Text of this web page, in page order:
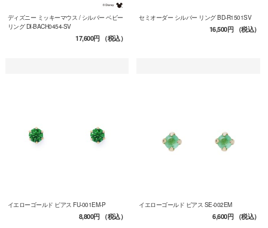
ディズニー ミッキーマウス / シルバー ベビー
リング DI-BACH0454-SV
17,600円（税込）
セミオーダー シルバー リング BD-R1501SV
16,500円（税込）
イエローゴールド ピアス FU-001EM-P
8,800円（税込）
イエローゴールド ピアス SE-002EM
6,600円（税込）